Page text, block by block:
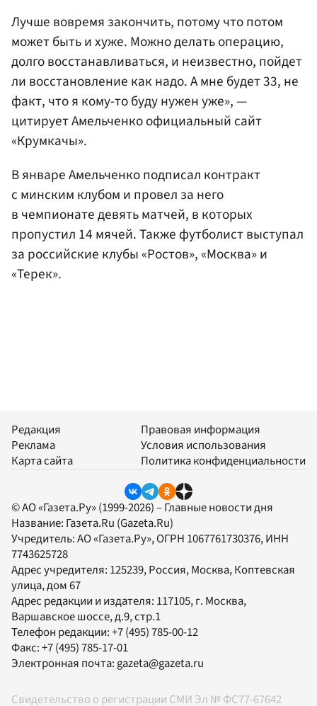
Лучше вовремя закончить, потому что потом
может быть и хуже. Можно делать операцию,
долго восстанавливаться, и неизвестно, пойдет
ли восстановление как надо. А мне будет 33, не
факт, что я кому-то буду нужен уже», —
цитирует Амельченко официальный сайт
«Крумкачы».
В январе Амельченко подписал контракт
с минским клубом и провел за него
в чемпионате девять матчей, в которых
пропустил 14 мячей. Также футболист выступал
за российские клубы «Ростов», «Москва» и
«Терек».
Редакция
Реклама
Карта сайта
Правовая информация
Условия использования
Политика конфиденциальности
© АО «Газета.Ру» (1999-2026) – Главные новости дня
Название: Газета.Ru (Gazeta.Ru)
Учредитель:АО «Газета.Ру», ОГРН 1067761730376, ИНН
7743625728
Адрес учредителя: 125239, Россия, Москва, Коптевская
улица, дом 67
Адрес редакции и издателя: 117105, г. Москва,
Варшавское шоссе, д.9, стр.1
Телефон редакции:+7 (495) 785-00-12
Факс:+7 (495) 785-17-01
Электронная почта:gazeta@gazeta.ru
Свидетельство о регистрации СМИ Эл № ФС77-67642